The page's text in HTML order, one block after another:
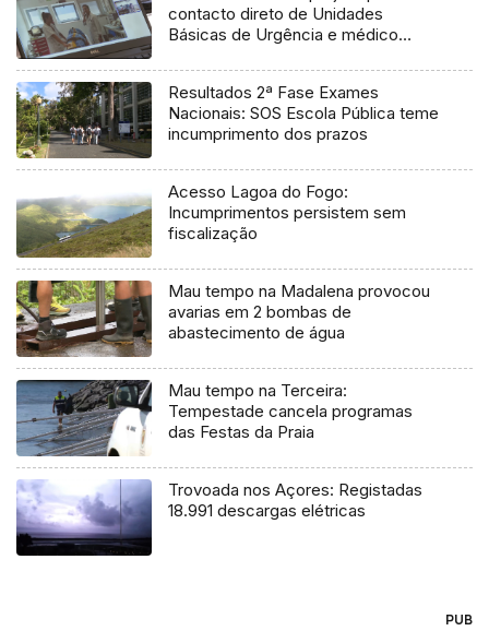
contacto direto de Unidades
Básicas de Urgência e médico
Resultados 2ª Fase Exames
Nacionais: SOS Escola Pública teme
incumprimento dos prazos
Acesso Lagoa do Fogo:
Incumprimentos persistem sem
fiscalização
Mau tempo na Madalena provocou
avarias em 2 bombas de
abastecimento de água
Mau tempo na Terceira:
Tempestade cancela programas
das Festas da Praia
Trovoada nos Açores: Registadas
18.991 descargas elétricas
PUB